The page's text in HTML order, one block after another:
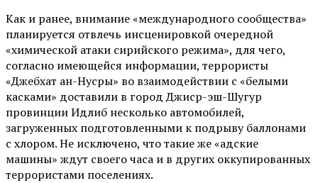
Как и ранее, внимание «международного сообщества»
планируется отвлечь инсценировкой очередной
«химической атаки сирийского режима», для чего,
согласно имеющейся информации, террористы
«Джебхат ан-Нусры» во взаимодействии с «белыми
касками» доставили в город Джиср-эш-Шугур
провинции Идлиб несколько автомобилей,
загруженных подготовленными к подрыву баллонами
с хлором. Не исключено, что такие же «адские
машины» ждут своего часа и в других оккупированных
террористами поселениях.